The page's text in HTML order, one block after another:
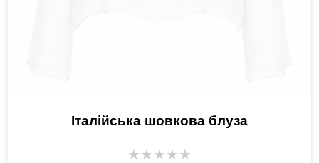
Італійська шовкова блуза
★★★★★